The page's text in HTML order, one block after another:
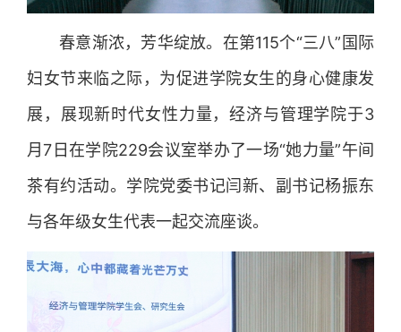
春意渐浓，芳华绽放。在第115个“三八”国际
妇女节来临之际，为促进学院女生的身心健康发
展，展现新时代女性力量，经济与管理学院于3
月7日在学院229会议室举办了一场“她力量”午间
茶有约活动。学院党委书记闫新、副书记杨振东
与各年级女生代表一起交流座谈。